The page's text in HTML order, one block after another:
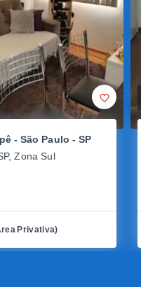
- São Paulo - SP
Zona Sul
Privativa)